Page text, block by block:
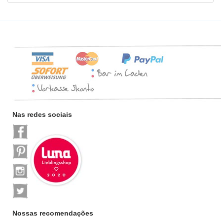
Nas redes sociais
Nossas recomendações